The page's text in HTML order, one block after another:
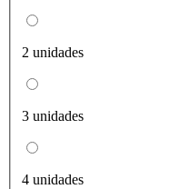
2 unidades
3 unidades
4 unidades